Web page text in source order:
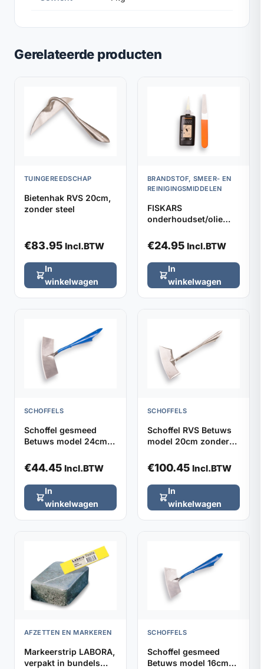
Gerelateerde producten
TUINGEREEDSCHAP
Bietenhak RVS 20cm,
zonder steel
€83.95 Incl.BTW
In
winkelwagen
BRANDSTOF, SMEER- EN
REINIGINGSMIDDELEN
FISKARS
onderhoudset/olie
€24.95 Incl.BTW
In
winkelwagen
SCHOFFELS
Schoffel gesmeed
Betuws model 24cm
€44.45 Incl.BTW
In
winkelwagen
SCHOFFELS
Schoffel RVS Betuws
model 20cm zonder
€100.45 Incl.BTW
In
winkelwagen
AFZETTEN EN MARKEREN
Markeerstrip LABORA,
verpakt in bundels
SCHOFFELS
Schoffel gesmeed
Betuws model 16cm